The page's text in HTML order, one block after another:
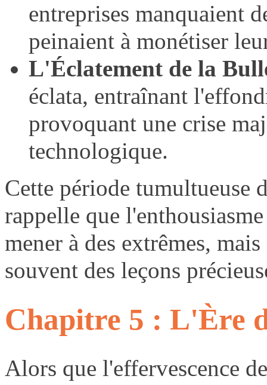
entreprises manquaient
peinaient à monétiser
L'Éclatement de la
éclata, entraînant
provoquant une crise
technologique.
Cette période tumultueuse
rappelle que
mener à des extrêmes,
souvent des leçons
Chapitre 5 : L'Ère
Alors que l'effervescence